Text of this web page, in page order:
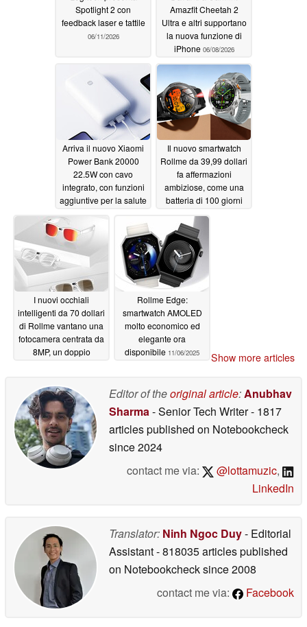
Spotlight 2 con
feedback laser e tattile
06/11/2026
Amazfit Cheetah 2
Ultra e altri supportano
la nuova funzione di
iPhone 06/08/2026
Arriva il nuovo Xiaomi
Power Bank 20000
22.5W con cavo
integrato, con funzioni
aggiuntive per la salute
Il nuovo smartwatch
Rollme da 39,99 dollari
fa affermazioni
ambiziose, come una
batteria di 100 giorni
03/31/2026
I nuovi occhiali
intelligenti da 70 dollari
di Rollme vantano una
fotocamera centrata da
8MP, un doppio
tempo reale11/12/2025
Rollme Edge:
smartwatch AMOLED
molto economico ed
elegante ora
disponibile 11/06/2025 Show more articles
Editor of theoriginal article:Anubhav
Sharma- Senior Tech Writer- 1817
articles published on Notebookcheck
since 2024
contact me via:
@lottamuzic,
LinkedIn
Translator: Ninh Ngoc Duy- Editorial
Assistant- 818035 articles published
on Notebookchecksince 2008
contact me via:
Facebook